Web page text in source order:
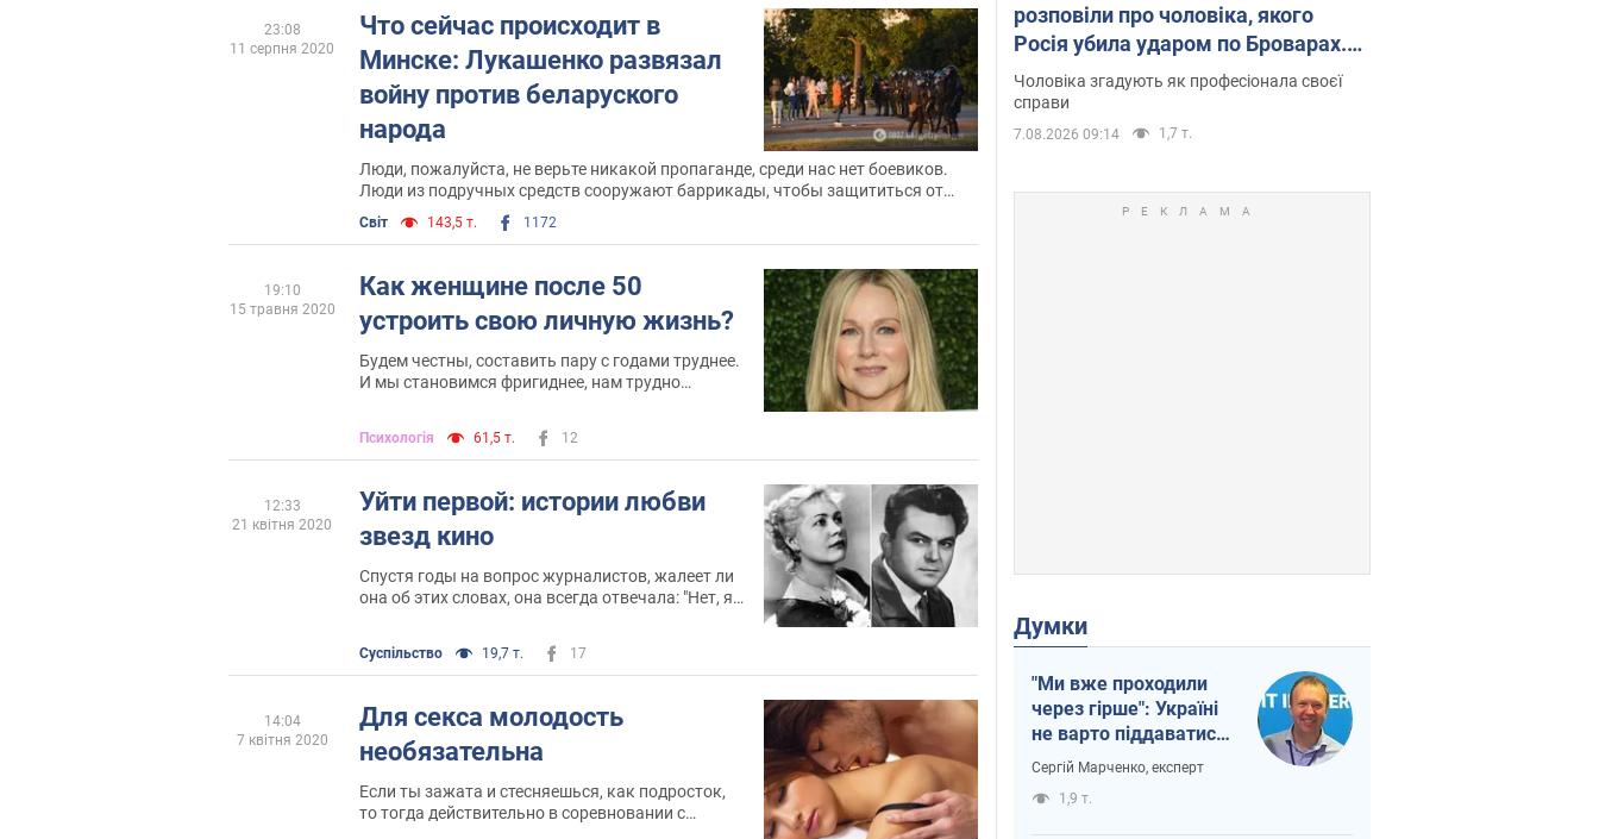
Что сейчас происходит в
Минске: Лукашенко развязал
войну против беларуского
народа
Люди, пожалуйста, не верьте никакой пропаганде, среди нас нет боевиков.
Люди из подручных средств сооружают баррикады, чтобы защититься от
гранат и пуль
Світ 143,5 т. 1172
23:08
11 серпня 2020
Как женщине после 50
устроить свою личную жизнь?
Будем честны, составить пару с годами труднее.
И мы становимся фригиднее, нам трудно
их вообще становится меньше с возрастом
Психологія 61,5 т. 12
19:10
15 травня 2020
Уйти первой: истории любви
звезд кино
Спустя годы на вопрос журналистов, жалеет ли
она об этих словах, она всегда отвечала: "Нет, я
признавалась даже себе.
Суспільство 19,7 т. 17
12:33
21 квітня 2020
Для секса молодость
необязательна
Если ты зажата и стесняешься, как подросток,
то тогда действительно в соревновании с
14:04
7 квітня 2020
розповіли про чоловіка, якого
Росія убила ударом по Броварах.
Фото
Чоловіка згадують як професіонала своєї
справи
7.08.2026 09:14 1,7 т.
Думки
"Ми вже проходили
через гірше": Україні
не варто піддаватися
зневірі через
Сергій Марченко, експерт
1,9 т.